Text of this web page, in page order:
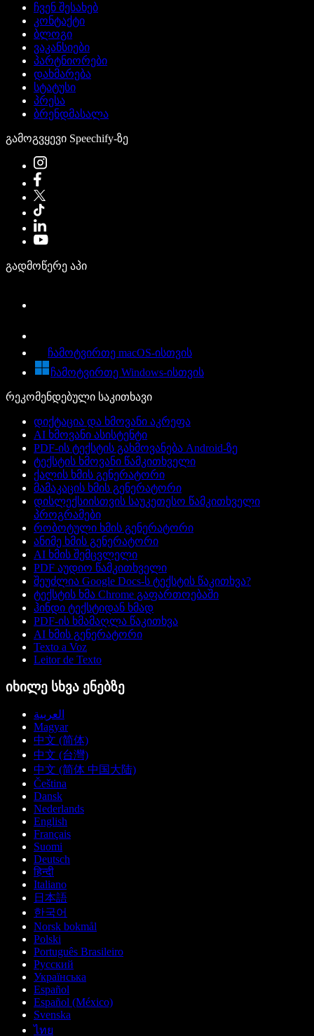
ჩვენ შესახებ
კონტაქტი
ბლოგი
ვაკანსიები
პარტნიორები
დახმარება
სტატუსი
პრესა
ბრენდმასალა
გამოგვყევი Speechify-ზე
გადმოწერე აპი
ჩამოტვირთე macOS-ისთვის
ჩამოტვირთე Windows-ისთვის
რეკომენდებული საკითხავი
დიქტაცია და ხმოვანი აკრეფა
AI ხმოვანი ასისტენტი
PDF-ის ტექსტის გახმოვანება Android-ზე
ტექსტის ხმოვანი წამკითხველი
ქალის ხმის გენერატორი
მამაკაცის ხმის გენერატორი
დისლექსიისთვის საუკეთესო წამკითხველი
პროგრამები
რობოტული ხმის გენერატორი
ანიმე ხმის გენერატორი
AI ხმის შემცვლელი
PDF აუდიო წამკითხველი
შეუძლია Google Docs-ს ტექსტის წაკითხვა?
ტექსტის ხმა Chrome გაფართოებაში
ჰინდი ტექსტიდან ხმად
PDF-ის ხმამაღლა წაკითხვა
AI ხმის გენერატორი
Texto a Voz
Leitor de Texto
იხილე სხვა ენებზე
العربية
Magyar
中文 (简体)
中文 (台灣)
中文 (简体 中国大陆)
Čeština
Dansk
Nederlands
English
Français
Suomi
Deutsch
हिन्दी
Italiano
日本語
한국어
Norsk bokmål
Polski
Português Brasileiro
Русский
Українська
Español
Español (México)
Svenska
ไทย